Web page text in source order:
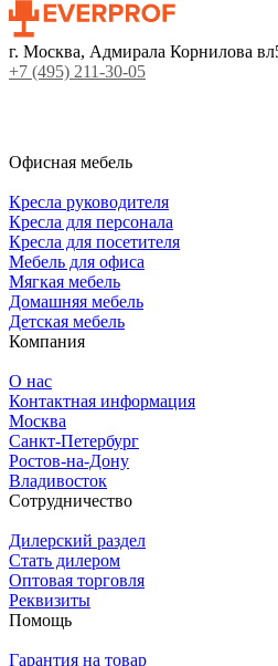
г. Москва, Адмирала Корнилова
+7 (495) 211-30-05
Офисная мебель
Кресла руководителя
Кресла для персонала
Кресла для посетителя
Мебель для офиса
Мягкая мебель
Домашняя мебель
Детская мебель
Компания
О нас
Контактная информация
Москва
Санкт-Петербург
Ростов-на-Дону
Владивосток
Сотрудничество
Дилерский раздел
Стать дилером
Оптовая торговля
Реквизиты
Помощь
Гарантия на товар